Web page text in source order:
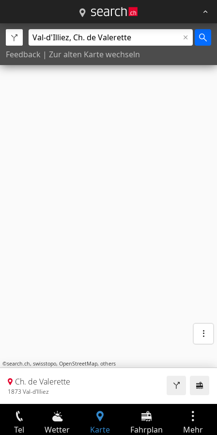
Feedback | Zur alten Karte wechseln
©search.ch, swisstopo, OpenStreetMap, others
Ch. de Valerette
1873 Val-d'Illiez
Tel Wetter Karte Fahrplan Mehr